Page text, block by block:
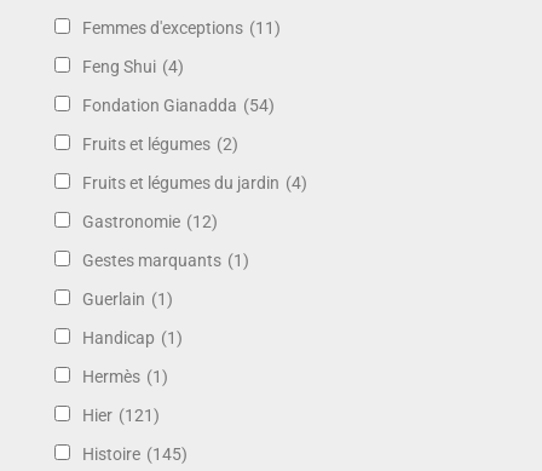
Femmes d'exceptions (11)
Feng Shui (4)
Fondation Gianadda (54)
Fruits et légumes (2)
Fruits et légumes du jardin (4)
Gastronomie (12)
Gestes marquants (1)
Guerlain (1)
Handicap (1)
Hermès (1)
Hier (121)
Histoire (145)